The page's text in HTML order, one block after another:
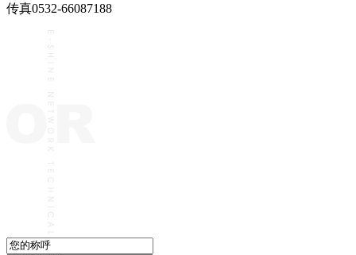
传真0532-66087188